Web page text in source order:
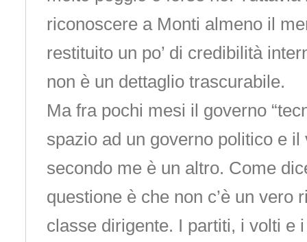
riconoscere a Monti almeno il
restituito un po’ di credibilità
non è un dettaglio trascurabile.
Ma fra pochi mesi il governo
spazio ad un governo politico e
secondo me è un altro. Come
questione è che non c’è un vero
classe dirigente. I partiti, i volti e